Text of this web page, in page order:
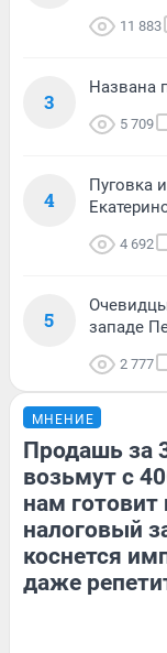
11 883
3
Названа
5 709
4
Пуговка
4 692
5
западе
2 777
МНЕНИЕ
Продашь за
возьмут с
нам
налоговый
коснется
даже